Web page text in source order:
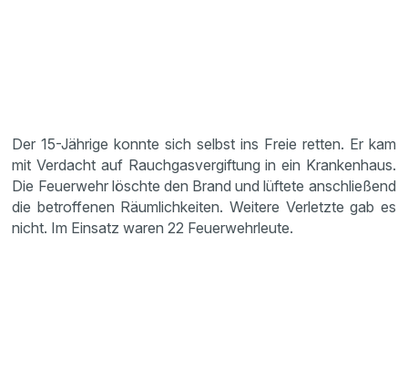
Der 15-Jährige konnte sich selbst ins Freie retten. Er kam
mit Verdacht auf Rauchgasvergiftung in ein Krankenhaus.
Die Feuerwehr löschte den Brand und lüftete anschließend
die betroffenen Räumlichkeiten. Weitere Verletzte gab es
nicht. Im Einsatz waren 22 Feuerwehrleute.